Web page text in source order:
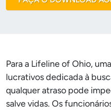
Para a Lifeline of Ohio,
lucrativos dedicada à
qualquer atraso pode
salve vidas. Os